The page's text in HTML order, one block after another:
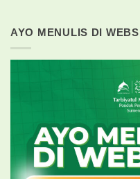
AYO MENULIS DI